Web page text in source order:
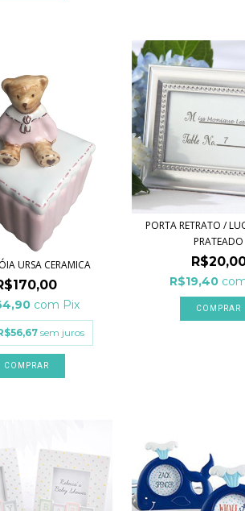
URSA CERAMICA
com Pix
sem juros
PORTA RETRATO /
PRATEADO
R$19,40